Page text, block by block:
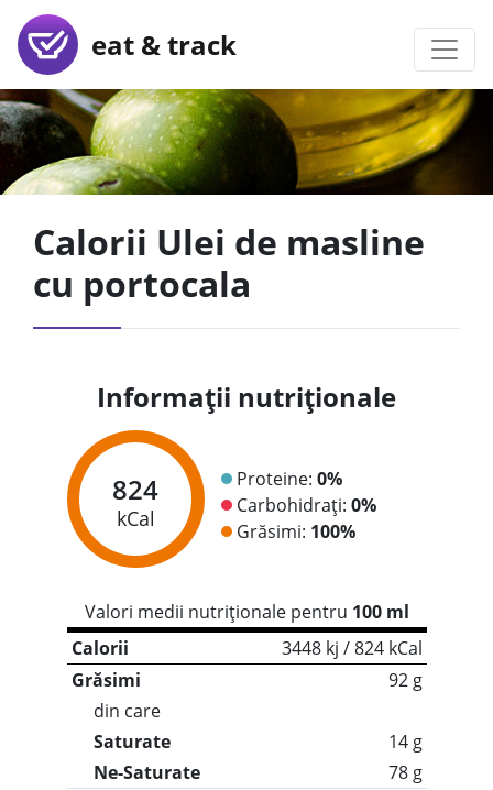
eat & track
Calorii Ulei de masline
cu portocala
Informații nutriționale
824
kCal
Proteine: 0%
Carbohidrați: 0%
Grăsimi: 100%
Valori medii nutriționale pentru 100 ml
Calorii
3448 kj / 824 kCal
Grăsimi
92 g
din care
Saturate
14 g
Ne-Saturate
78 g